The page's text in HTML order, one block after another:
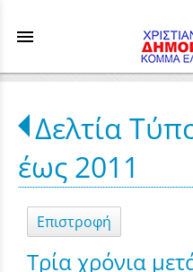
menu
Δελτία
έως 2011
Επιστροφή
Τρία χρόνια